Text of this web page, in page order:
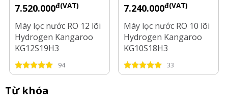
7.520.000đ(VAT)
Máy lọc nước RO 12 lõi
Hydrogen Kangaroo
KG12S19H3
94
7.240.000đ(VAT)
Máy lọc nước RO 10 lõi
Hydrogen Kangaroo
KG10S18H3
33
Từ khóa